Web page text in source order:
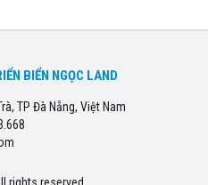
BIỂN NGỌC LAND
TP Đà Nẵng, Việt Nam